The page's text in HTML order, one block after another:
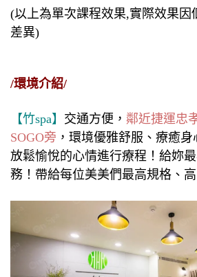
(以上為單次課程效果,實際效果因
差異)
/環境介紹/
【竹spa】 交通方便， 鄰近捷運忠
SOGO旁 ，環境優雅舒服、療癒
放鬆愉悅的心情進行療程！給妳
務！帶給每位美美們最高規格、高